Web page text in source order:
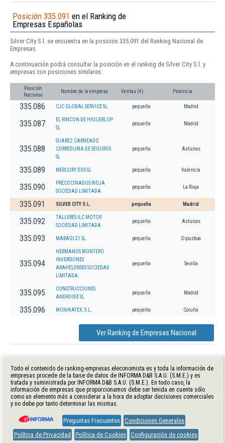
Posición 335.091 en el Ranking de
Empresas Españolas
Silver City S.l. se encuentra en la posición 335.091 del Ranking Nacional de
Empresas.
A continuación podrá consultar la posición en el ranking de Silver City S.l. y
empresas con posiciones similares:
Posición
Nacional
Nombre de la empresa Ventas (€) Provincia
335.086 CJC GLOBAL SERVICE SL. pequeña Madrid
335.087
EL RINCON DE HIGUERLOP
SL
pequeña Madrid
335.088
SUAREZ CARNEADO
CORREDURIA DE SEGUROS
SL
pequeña Asturias
335.089 MERCURY DOS SL pequeña Valencia
335.090
PRECOCINADOS RIOJA
SOCIEDAD LIMITADA.
pequeña La Rioja
335.091 SILVER CITY S.L. pequeña Madrid
335.092
TALLERES ILC MOTOR
SOCIEDAD LIMITADA.
pequeña Asturias
335.093 MARAGI 21 SL. pequeña Gipuzkoa
335.094
HERMANOS MONTERO
INVERSIONES
ARAHELENSES SOCIEDAD
LIMITADA.
pequeña Sevilla
335.095
CONSTRUCCIONES
ANDROIDE SL
pequeña Madrid
335.096 MONIKATEX, S.L. pequeña Coruña
Ver Ranking de Empresas Nacional
Todo el contenido de ranking-empresas.eleconomista.es y toda la información de
empresas procede de la base de datos de INFORMA D&B S.A.U. (S.M.E.) y es
tratada y suministrada por INFORMA D&B S.A.U. (S.M.E.). En todo caso, la
información de empresas que proporcionamos debe ser tenida en cuenta sólo
como un elemento más a considerar a la hora de adoptar decisiones comerciales
y no debe por tanto determinar las mismas.
Preguntas Frecuentes Condiciones Generales
Política de Privacidad
Política de Cookies Configuración de cookies